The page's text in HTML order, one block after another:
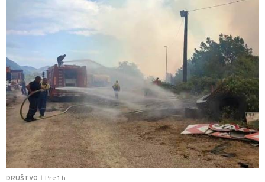
DRUŠTVO Pre 1 h